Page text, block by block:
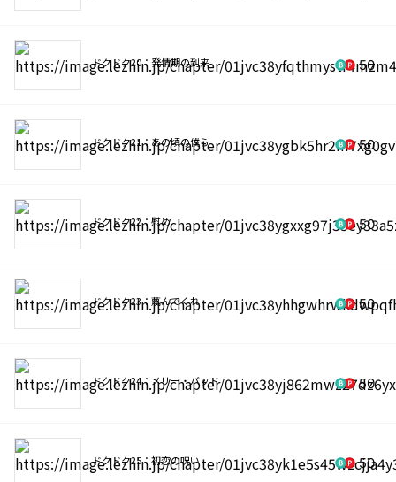
ドクドク20：発情期の到来 50
ドクドク21：あの頃の僕ら 50
ドクドク22：慰め 50
ドクドク23：蔑んでくれ 50
ドクドク24：メリー・バッド 50
ドクドク25：初恋の呪い 50